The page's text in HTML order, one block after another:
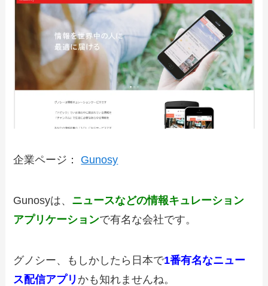
企業ページ： Gunosy
Gunosyは、 ニュースなどの情報キュレーション
アプリケーションで有名な会社です。
グノシー、もしかしたら日本で1番有名なニュー
ス配信アプリ かも知れませんね。